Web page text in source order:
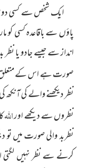
ایک شخص سے کسی
پاؤں سے باقاعدہ کسی کو
انداز سے جیسے جادو یا
صورت ہے اس کے
نظر دیکھنے والے کی
نظروں سے دیکھے اوراللہ
نظربد والی صورت میں
کرنے سے نظر نہیں لگتی